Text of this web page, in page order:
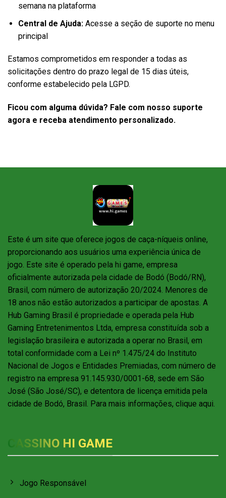
semana na plataforma
Central de Ajuda:Acesse a seção de suporte no menu
principal
Estamos comprometidos em responder a todas as
solicitações dentro do prazo legal de 15 dias úteis,
conforme estabelecido pela LGPD.
Ficou com alguma dúvida? Fale com nosso suporte
agora e receba atendimento personalizado.
Este é um site que oferece jogos de caça-níqueis online,
proporcionando aos usuários uma experiência única de
jogo. Este site é operado pela hi game, empresa
oficialmente autorizada pela cidade de Bodó (Bodó/RN),
Brasil, com número de autorização 20/2024. Menores de
18 anos não estão autorizados a participar de apostas. A
Hub Gaming Brasil é propriedade e operada pela Hub
Gaming Entretenimentos Ltda, empresa constituída sob a
legislação brasileira e autorizada a operar no Brasil, em
total conformidade com a Lei nº 1.475/24 do Instituto
Nacional de Jogos e Entidades Premiadas, com número de
registro na empresa 91.145.930/0001-68, sede em São
José (São José/SC), e detentora de licença emitida pela
cidade de Bodó, Brasil. Para mais informações, clique aqui.
CASSINO HI GAME
Jogo Responsável